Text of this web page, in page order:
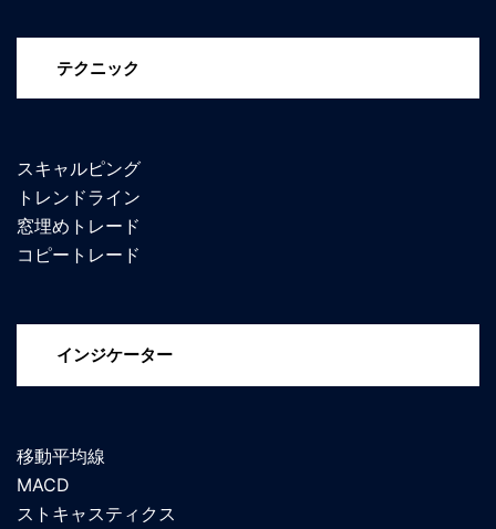
テクニック
スキャルピング
トレンドライン
窓埋めトレード
コピートレード
インジケーター
移動平均線
MACD
ストキャスティクス